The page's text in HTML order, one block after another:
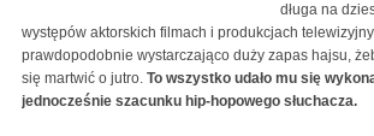
długa na
występów aktorskich filmach i produkcjach
prawdopodobnie wystarczająco duży zapas hajsu,
się martwić o jutro. To wszystko udało mu się
jednocześnie szacunku hip-hopowego słuchacza.